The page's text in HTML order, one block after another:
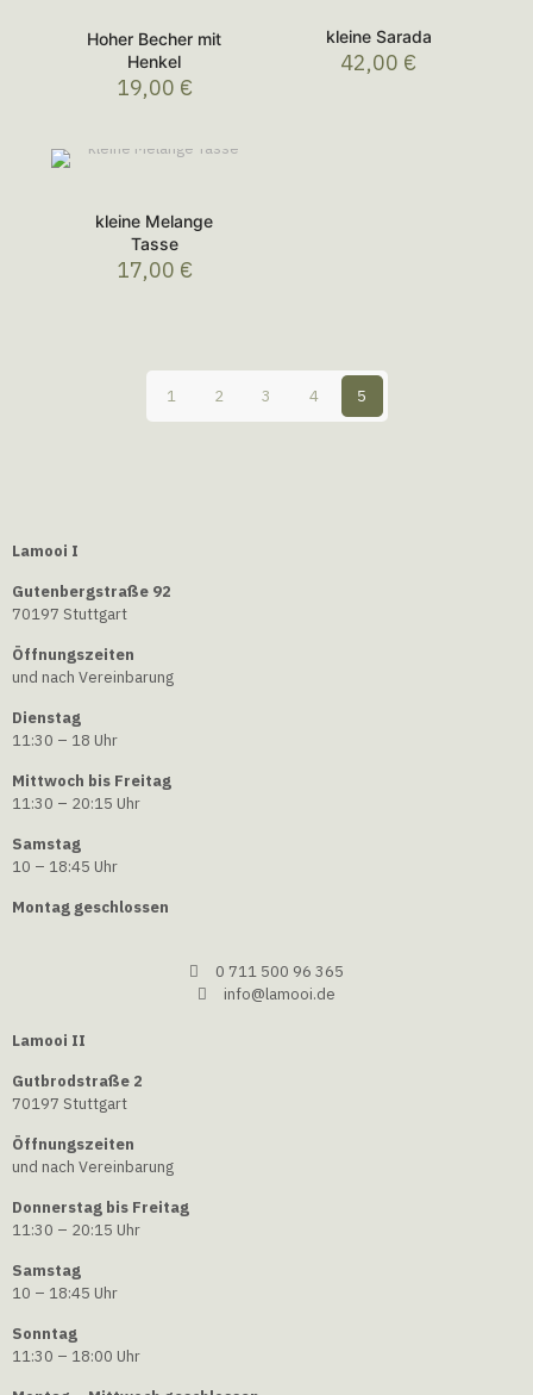
Hoher Becher mit
Henkel
19,00 €
kleine Sarada
42,00 €
kleine Melange
Tasse
17,00 €
1 2 3 4 5
Lamooi I
Gutenbergstraße 92
70197 Stuttgart
Öffnungszeiten
und nach Vereinbarung
Dienstag
11:30 – 18 Uhr
Mittwoch bis Freitag
11:30 – 20:15 Uhr
Samstag
10 – 18:45 Uhr
Montag geschlossen
0 711 500 96 365
info@lamooi.de
Lamooi II
Gutbrodstraße 2
70197 Stuttgart
Öffnungszeiten
und nach Vereinbarung
Donnerstag bis Freitag
11:30 – 20:15 Uhr
Samstag
10 – 18:45 Uhr
Sonntag
11:30 – 18:00 Uhr